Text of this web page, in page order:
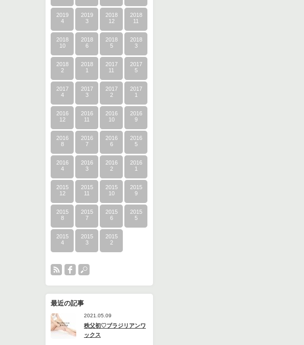
2019
4
2019
3
2018
12
2018
11
2018
10
2018
6
2018
5
2018
3
2018
2
2018
1
2017
11
2017
5
2017
4
2017
3
2017
2
2017
1
2016
12
2016
11
2016
10
2016
9
2016
8
2016
7
2016
6
2016
5
2016
4
2016
3
2016
2
2016
1
2015
12
2015
11
2015
10
2015
9
2015
8
2015
7
2015
6
2015
5
2015
4
2015
3
2015
2
最近の記事
2021.05.09
秩父初♡ブラジリアンワ
ックス